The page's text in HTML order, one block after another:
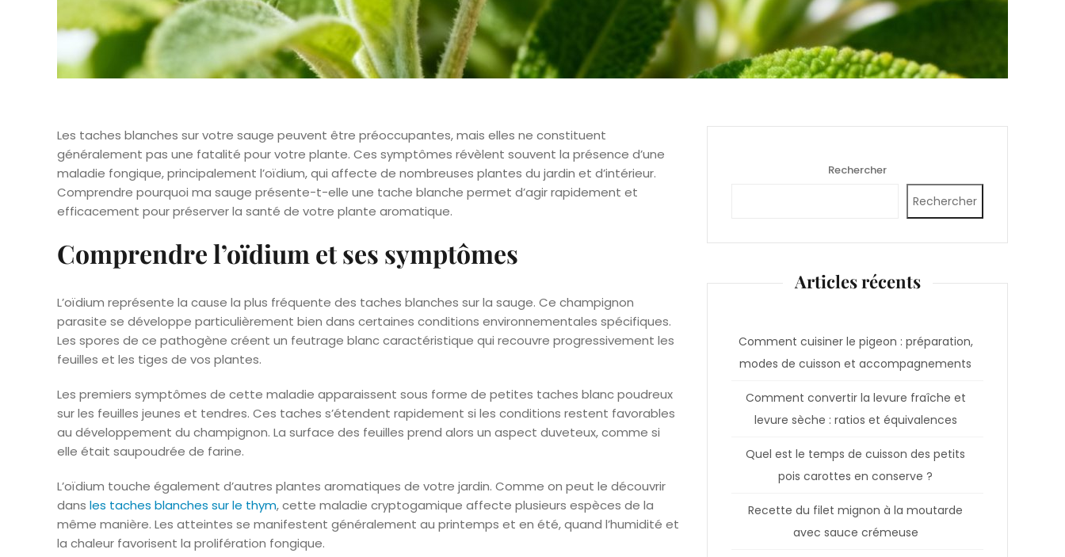
Les taches blanches sur votre sauge peuvent être préoccupantes, mais elles ne constituent
généralement pas une fatalité pour votre plante. Ces symptômes révèlent souvent la présence d’une
maladie fongique, principalement l’oïdium, qui affecte de nombreuses plantes du jardin et d’intérieur.
Comprendre pourquoi ma sauge présente-t-elle une tache blanche permet d’agir rapidement et
efficacement pour préserver la santé de votre plante aromatique.
Comprendre l’oïdium et ses symptômes
L’oïdium représente la cause la plus fréquente des taches blanches sur la sauge. Ce champignon
parasite se développe particulièrement bien dans certaines conditions environnementales spécifiques.
Les spores de ce pathogène créent un feutrage blanc caractéristique qui recouvre progressivement les
feuilles et les tiges de vos plantes.
Les premiers symptômes de cette maladie apparaissent sous forme de petites taches blanc poudreux
sur les feuilles jeunes et tendres. Ces taches s’étendent rapidement si les conditions restent favorables
au développement du champignon. La surface des feuilles prend alors un aspect duveteux, comme si
elle était saupoudrée de farine.
L’oïdium touche également d’autres plantes aromatiques de votre jardin. Comme on peut le découvrir
dans les taches blanches sur le thym, cette maladie cryptogamique affecte plusieurs espèces de la
même manière. Les atteintes se manifestent généralement au printemps et en été, quand l’humidité et
la chaleur favorisent la prolifération fongique.
Rechercher
Rechercher
Articles récents
Comment cuisiner le pigeon : préparation,
modes de cuisson et accompagnements
Comment convertir la levure fraîche et
levure sèche : ratios et équivalences
Quel est le temps de cuisson des petits
pois carottes en conserve ?
Recette du filet mignon à la moutarde
avec sauce crémeuse